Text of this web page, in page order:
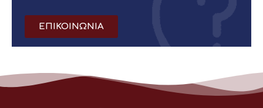
ΕΠΙΚΟΙΝΩΝΙΑ